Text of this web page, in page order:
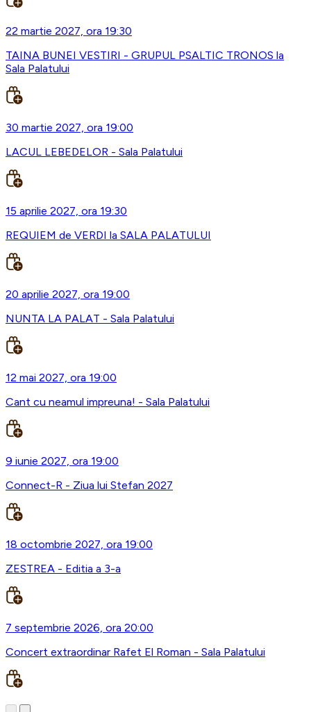
22 martie 2027, ora 19:30
TAINA BUNEI VESTIRI - GRUPUL PSALTIC TRONOS la
Sala Palatului
30 martie 2027, ora 19:00
LACUL LEBEDELOR - Sala Palatului
15 aprilie 2027, ora 19:30
REQUIEM de VERDI la SALA PALATULUI
20 aprilie 2027, ora 19:00
NUNTA LA PALAT - Sala Palatului
12 mai 2027, ora 19:00
Cant cu neamul impreuna! - Sala Palatului
9 iunie 2027, ora 19:00
Connect-R - Ziua lui Stefan 2027
18 octombrie 2027, ora 19:00
ZESTREA - Editia a 3-a
7 septembrie 2026, ora 20:00
Concert extraordinar Rafet El Roman - Sala Palatului